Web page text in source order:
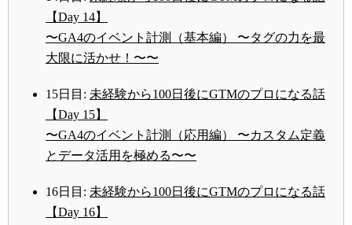
【Day 14】
〜GA4のイベント計測（基本編） 〜タグの力を最
大限に活かせ！〜〜
15日目: 未経験から100日後にGTMのプロになる話
【Day 15】
〜GA4のイベント計測（応用編） 〜カスタム定義
とデータ活用を極める〜〜
16日目: 未経験から100日後にGTMのプロになる話
【Day 16】